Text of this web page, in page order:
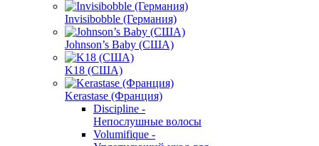
Invisibobble (Германия)
Johnson’s Baby (США)
K18 (США)
Kerastase (Франция)
Discipline -
Непослушные волосы
Volumifique -